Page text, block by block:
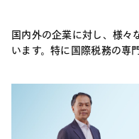
国内外の企業に対し、様々
います。特に国際税務の専
つき、他の法律事務所、
相談を受けることもしばし
の案件も取り扱っています。